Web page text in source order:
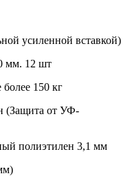
усиленной вставкой)
мм. 12 шт
150 кг
(Защита от УФ-
полиэтилен 3,1 мм